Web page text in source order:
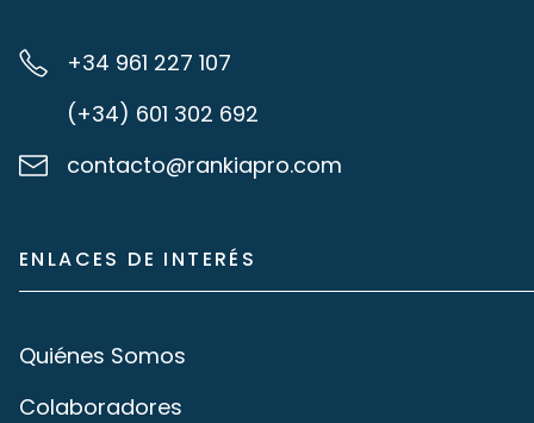
+34 961 227 107
(+34) 601 302 692
contacto@rankiapro.com
ENLACES DE INTERÉS
Quiénes Somos
Colaboradores